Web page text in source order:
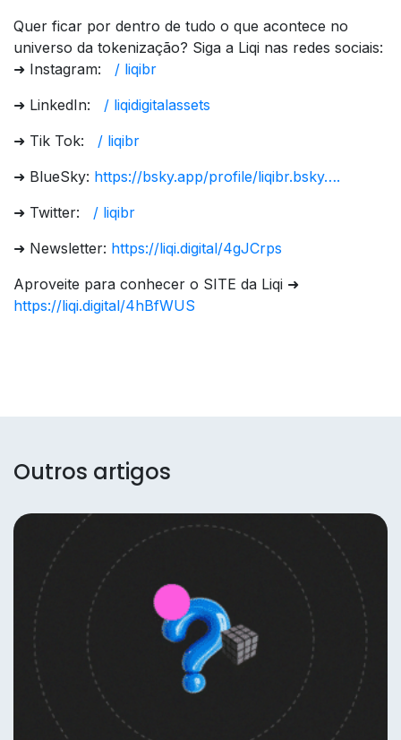
Quer ficar por dentro de tudo o que acontece no
universo da tokenização? Siga a Liqi nas redes sociais:
➜ Instagram:
/ liqibr
➜ LinkedIn:
/ liqidigitalassets
➜ Tik Tok:
/ liqibr
➜ BlueSky: https://bsky.app/profile/liqibr.bsky….
➜ Twitter:
/ liqibr
➜ Newsletter: https://liqi.digital/4gJCrps
Aproveite para conhecer o SITE da Liqi ➜
https://liqi.digital/4hBfWUS
Outros artigos